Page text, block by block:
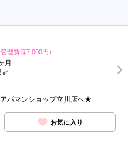
管理費等7,000円）
月
パマンショップ立川店へ★
お気に入り